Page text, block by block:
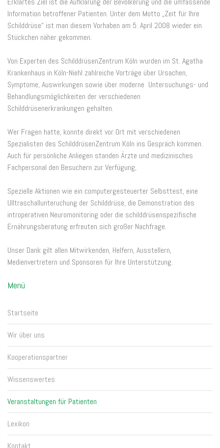
Information betroffener Patienten. Unter dem Motto „Zeit für Ihre
Schilddrüse“ ist man diesem Vorhaben am 5. April 2008 wieder ein
Stückchen näher gekommen.
Von Experten des SchilddrüsenZentrum Köln wurden im St. Agatha
Krankenhaus in Köln-Niehl zahlreiche Vorträge über Ursachen,
Symptome, Auswirkungen sowie über moderne Untersuchungs- und
Behandlungsmöglichkeiten der verschiedenen
Schilddrüsenerkrankungen gehalten.
Wer Fragen hatte, konnte direkt vor Ort mit verschiedenen
Spezialisten des SchilddrüsenZentrum Köln ins Gespräch kommen.
Auch für persönliche Anliegen standen Ärzte und medizinisches
Fachpersonal den Besuchern zur Verfügung,
Spezielle Aktionen wie ein computergesteuerter Selbsttest, eine
Ulltraschallunteruchung der Schilddrüse, die Demonstration des
introperativen Neuromonitoring oder die schilddrüsenspezifische
Ernährungsberatung erfreuten sich großer Nachfrage.
Unser Dank gilt allen Mitwirkenden, Helfern, Ausstellern,
Medienvertretern und Sponsoren für Ihre Unterstützung.
Menü
Startseite
Wir über uns
Kooperationspartner
Wissenswertes
Veranstaltungen für Patienten
Lexikon
Kontakt